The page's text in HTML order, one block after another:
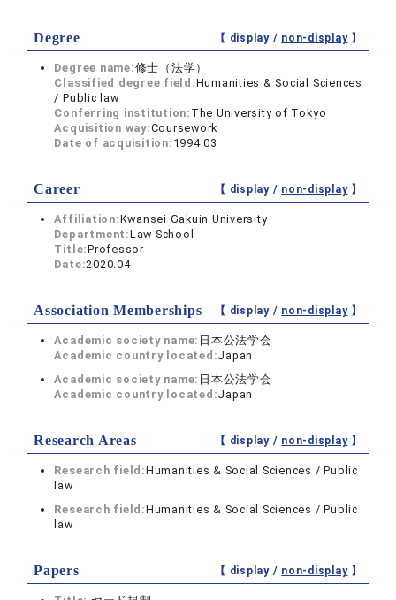
Degree 【 display / non-display】
Degree name:修士（法学）
Classified degree field:Humanities & Social Sciences
/ Public law
Conferring institution: The University of Tokyo
Acquisition way:Coursework
Date of acquisition: 1994.03
Career 【 display / non-display】
Affiliation:Kwansei Gakuin University
Department:Law School
Title:Professor
Date:2020.04 -
Association Memberships 【 display / non-display】
Academic society name: 日本公法学会
Academic country located:Japan
Academic society name: 日本公法学会
Academic country located:Japan
Research Areas 【 display / non-display】
Research field:Humanities & Social Sciences / Public
law
Research field:Humanities & Social Sciences / Public
law
Papers 【 display / non-display】